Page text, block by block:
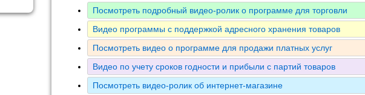
Посмотреть подробный видео-ролик о программе для торговли
Видео программы с поддержкой адресного хранения товаров
Посмотреть видео о программе для продажи платных услуг
Видео по учету сроков годности и прибыли с партий товаров
Посмотреть видео-ролик об интернет-магазине